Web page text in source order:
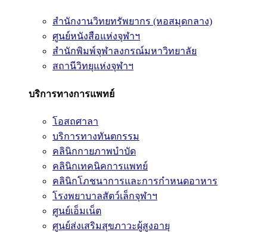
สำนักงานวิทยทรัพยากร (หอสมุดกลาง)
ศูนย์หนังสือแห่งจุฬาฯ
สำนักพิมพ์จุฬาลงกรณ์มหาวิทยาลัย
สถานีวิทยุแห่งจุฬาฯ
บริการทางการแพทย์
โอสถศาลา
บริการทางทันตกรรม
คลินิกกายภาพบำบัด
คลินิกเทคนิคการแพทย์
คลินิกโภชนาการและการกำหนดอาหาร
โรงพยาบาลสัตว์เล็กจุฬาฯ
ศูนย์เอ็มเน็ต
ศูนย์ส่งเสริมสุขภาวะผู้สูงอายุ